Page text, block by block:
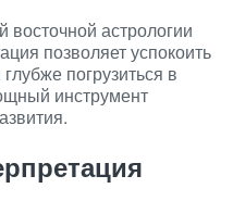
восточной астрологии
позволяет успокоить
погрузиться в
инструмент